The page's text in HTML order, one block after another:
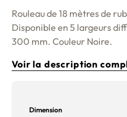
Rouleau de 18 mètres de
Disponible en 5 largeurs
300 mm. Couleur Noire.
Voir la description
Dimension